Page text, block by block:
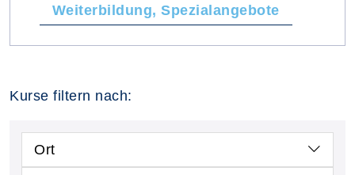
Weiterbildung, Spezialangebote
Kurse filtern nach:
Ort